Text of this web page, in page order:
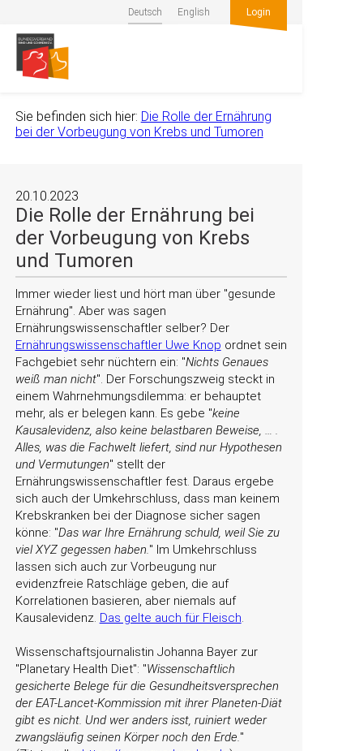
Deutsch English Login
Sie befinden sich hier: Die Rolle der Ernährung
bei der Vorbeugung von Krebs und Tumoren
20.10.2023
Die Rolle der Ernährung bei
der Vorbeugung von Krebs
und Tumoren
Immer wieder liest und hört man über gesunde
Ernährung . Aber was sagen
Ernährungswissenschaftler selber? Der
Ernährungswissenschaftler Uwe Knop ordnet sein
Fachgebiet sehr nüchtern ein: Nichts Genaues
weiß man nicht . Der Forschungszweig steckt in
einem Wahrnehmungsdilemma: er behauptet
mehr, als er belegen kann. Es gebe keine
Kausalevidenz, also keine belastbaren Beweise, … .
Alles, was die Fachwelt liefert, sind nur Hypothesen
und Vermutungen
stellt der
Ernährungswissenschaftler fest. Daraus ergebe
sich auch der Umkehrschluss, dass man keinem
Krebskranken bei der Diagnose sicher sagen
könne: Das war Ihre Ernährung schuld, weil Sie zu
viel XYZ gegessen haben.
Im Umkehrschluss
lassen sich auch zur Vorbeugung nur
evidenzfreie Ratschläge geben, die auf
Korrelationen basieren, aber niemals auf
Kausalevidenz. Das gelte auch für Fleisch.
Wissenschaftsjournalistin Johanna Bayer zur
Planetary Health Diet :
Wissenschaftlich
gesicherte Belege für die Gesundheitsversprechen
der EAT-Lancet-Kommission mit ihrer Planeten-Diät
gibt es nicht. Und wer anders isst, ruiniert weder
zwangsläufig seinen Körper noch den Erde.